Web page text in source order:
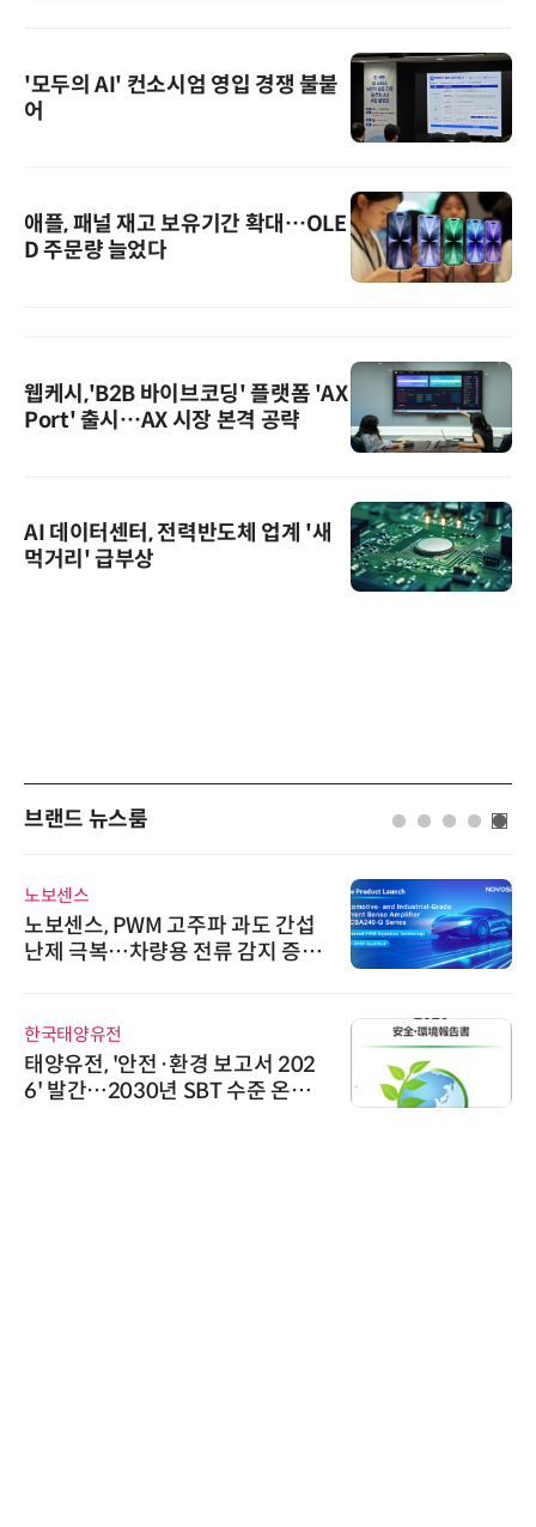
'모두의 AI' 컨소시엄 영입 경쟁 불붙
어
애플, 패널 재고 보유기간 확대…OLE
D 주문량 늘었다
웹케시,'B2B 바이브코딩' 플랫폼 'AX
Port' 출시…AX 시장 본격 공략
AI 데이터센터, 전력반도체 업계 '새
먹거리' 급부상
브랜드 뉴스룸
노보센스
노보센스, PWM 고주파 과도 간섭
난제 극복…차량용 전류 감지 증폭
한국태양유전
태양유전, '안전·환경 보고서 202
6' 발간…2030년 SBT 수준 온실